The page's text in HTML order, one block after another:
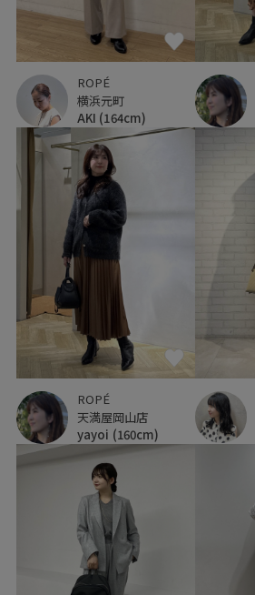
ROPÉ
横浜元町
AKI (164cm)
ROPÉ
天満屋岡山店
yayoi (160cm)